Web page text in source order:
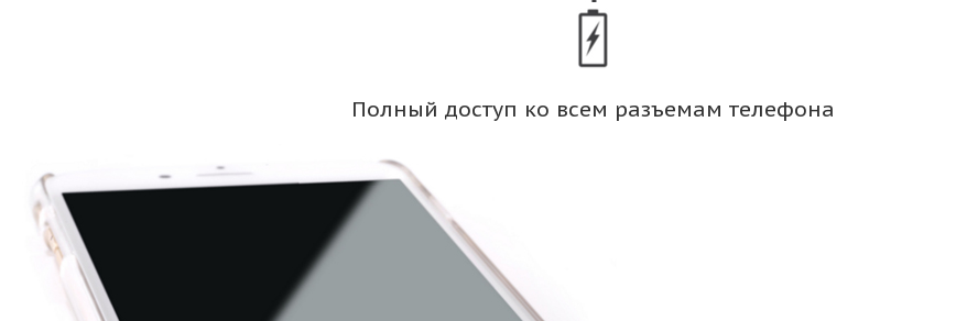
Полный доступ ко всем разъемам телефона